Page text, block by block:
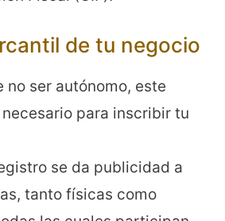
de tu negocio
no ser autónomo, este
para inscribir tu
se da publicidad a
tanto físicas como